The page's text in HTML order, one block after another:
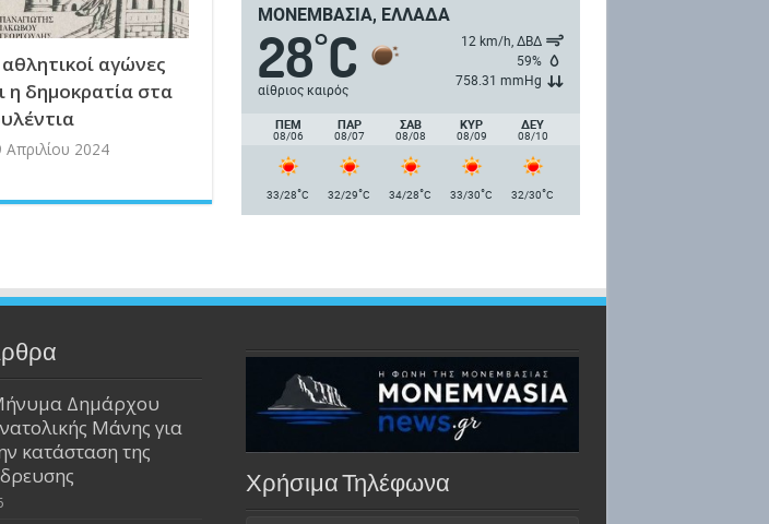
αγώνες
η δημοκρατία στα
Απριλίου 2024
ΜΟΝΕΜΒΑΣΙΆ, ΕΛΛΆΔΑ
28°C
αίθριος καιρός
12 km/h, ΔΒΔ
59%
758.31 mmHg
ΠΈΜ
08/06
ΠΑΡ
08/07
ΣΑΒ
08/08
ΚΥΡ
08/09
ΔΕΥ
08/10
33/28°C 32/29°C 34/28°C 33/30°C 32/30°C
Δημάρχου
Μάνης για
κατάσταση της
Χρήσιμα Τηλέφωνα